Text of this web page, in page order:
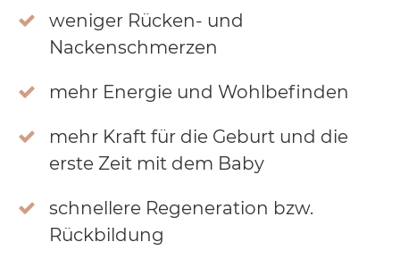
weniger Rücken- und
Nackenschmerzen
mehr Energie und Wohlbefinden
mehr Kraft für die Geburt und die
erste Zeit mit dem Baby
schnellere Regeneration bzw.
Rückbildung